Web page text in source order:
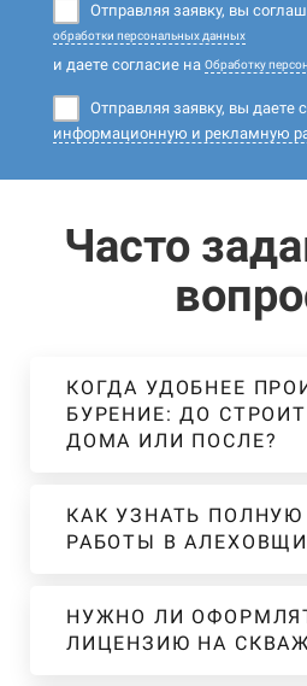
Отправляя заявку, вы
обработки персональных данных
и даете согласие на Обработку
Отправляя заявку, вы даете
информационную и рекламную
Часто
КОГДА УДОБНЕЕ
БУРЕНИЕ: ДО
ДОМА ИЛИ ПОСЛЕ?
КАК УЗНАТЬ
РАБОТЫ В
НУЖНО ЛИ
ЛИЦЕНЗИЮ НА